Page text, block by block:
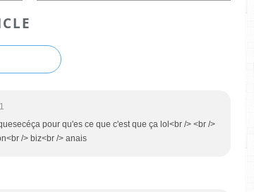
pour qu'es ce que c'est que ça lol<br /> <br />
/> biz<br /> anais